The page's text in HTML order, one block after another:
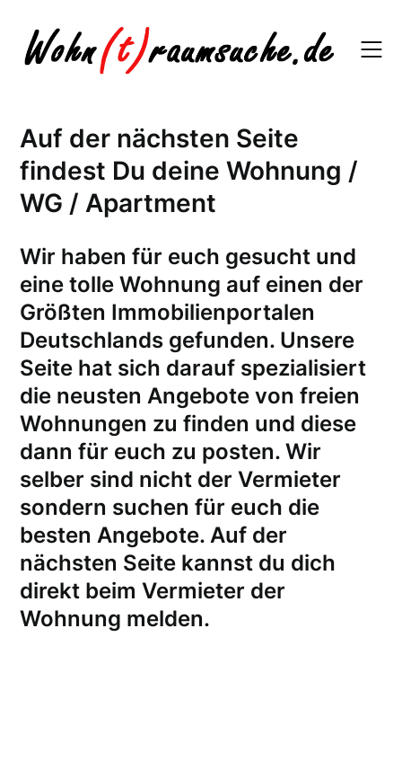
content
Auf der nächsten Seite
findest Du deine Wohnung /
WG / Apartment
Wir haben für euch gesucht und
eine tolle Wohnung auf einen der
Größten Immobilienportalen
Deutschlands gefunden. Unsere
Seite hat sich darauf spezialisiert
die neusten Angebote von freien
Wohnungen zu finden und diese
dann für euch zu posten. Wir
selber sind nicht der Vermieter
sondern suchen für euch die
besten Angebote. Auf der
nächsten Seite kannst du dich
direkt beim Vermieter der
Wohnung melden.